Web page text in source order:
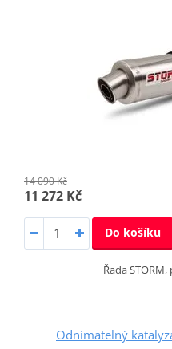
14 090 Kč
11 272 Kč
Do košíku
Řada STORM,
Odnímatelný